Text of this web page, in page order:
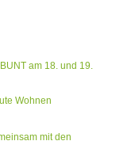
am 18. und 19.
Wohnen
mit den